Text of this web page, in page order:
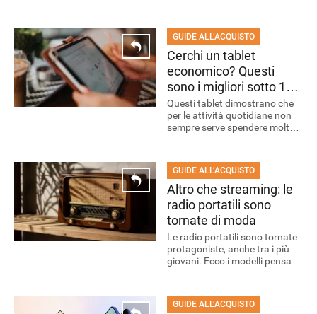
GUIDE ALL’ACQUISTO
Cerchi un tablet
economico? Questi
sono i migliori sotto 150
euro
Questi tablet dimostrano che
per le attività quotidiane non
sempre serve spendere molto.
GUIDE ALL’ACQUISTO
Altro che streaming: le
radio portatili sono
tornate di moda
Le radio portatili sono tornate
protagoniste, anche tra i più
giovani. Ecco i modelli pensati
GUIDE ALL’ACQUISTO